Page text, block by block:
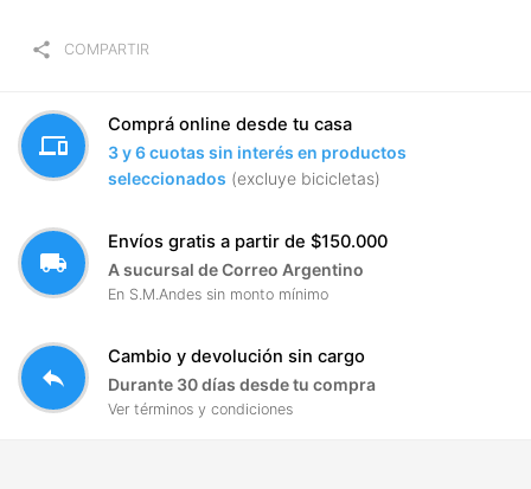
share COMPARTIR
devices
Comprá online desde tu casa
3 y 6 cuotas sin interés en productos
seleccionados (excluye bicicletas)
local_shipping
Envíos gratis a partir de $150.000
A sucursal de Correo Argentino
En S.M.Andes sin monto mínimo
reply
Cambio y devolución sin cargo
Durante 30 días desde tu compra
Ver términos y condiciones